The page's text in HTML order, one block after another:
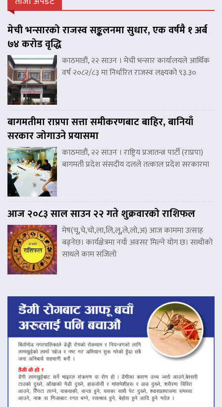
मेची भन्सारको राजस्व सङ्कलनमा सुधार, एक वर्षमै १ अर्ब
७४ करोड वृद्धि
काठमाडौं, २२ साउन । मेची भन्सार कार्यालयले आर्थिक
वर्ष २०८२/८३ मा निर्धारित राजस्व लक्ष्यको ९३.३०
बागमतीमा राप्रपा सत्ता समीकरणबाट बाहिर, बानियाँ
सरकार जोगाउने प्रयासमा
काठमाडौं, २२ साउन । राष्ट्रिय प्रजातन्त्र पार्टी (राप्रपा)
बागमती प्रदेश संसदीय दलले तत्काल प्रदेश सरकारमा
आज २०८३ साल साउन २२ गते शुक्रवारको राशिफल
मेष(चू,चे,चो,ला,लि,लू,ले,लो,अ) आज काममा उत्साह
बढ्नेछ। कार्यक्षेत्रमा नयाँ अवसर मिल्ने योग छ। साथीको
साथले काम सजिलो